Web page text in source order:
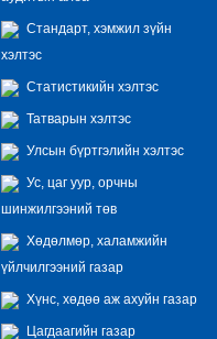
Стандарт, хэмжил зүйн
хэлтэс
Статистикийн хэлтэс
Татварын хэлтэс
Улсын бүртгэлийн хэлтэс
Ус, цаг уур, орчны
шинжилгээний төв
Хөдөлмөр, халамжийн
үйлчилгээний газар
Хүнс, хөдөө аж ахуйн газар
Цагдаагийн газар